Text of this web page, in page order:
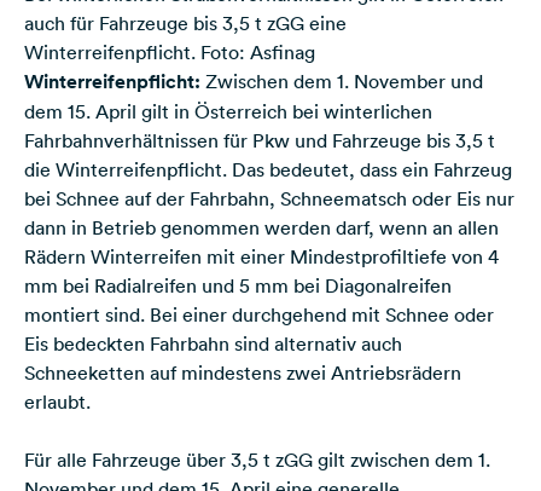
auch für Fahrzeuge bis 3,5 t zGG eine
Winterreifenpflicht. Foto: Asfinag
Winterreifenpflicht: Zwischen dem 1. November und
dem 15. April gilt in Österreich bei winterlichen
Fahrbahnverhältnissen für Pkw und Fahrzeuge bis 3,5 t
die Winterreifenpflicht. Das bedeutet, dass ein Fahrzeug
bei Schnee auf der Fahrbahn, Schneematsch oder Eis nur
dann in Betrieb genommen werden darf, wenn an allen
Rädern Winterreifen mit einer Mindestprofiltiefe von 4
mm bei Radialreifen und 5 mm bei Diagonalreifen
montiert sind. Bei einer durchgehend mit Schnee oder
Eis bedeckten Fahrbahn sind alternativ auch
Schneeketten auf mindestens zwei Antriebsrädern
erlaubt.
Für alle Fahrzeuge über 3,5 t zGG gilt zwischen dem 1.